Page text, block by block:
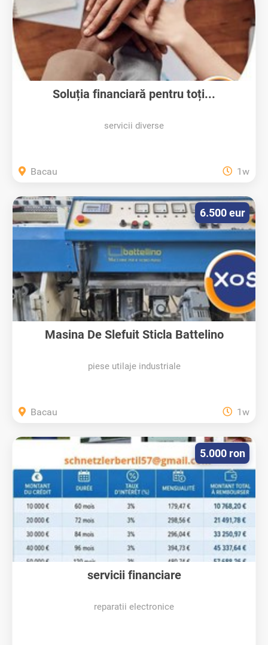
Soluția financiară pentru toți...
servicii diverse
Bacau 1w
Masina De Slefuit Sticla Battelino
piese utilaje industriale
6.500 eur
Bacau 1w
servicii financiare
reparatii electronice
5.000 ron